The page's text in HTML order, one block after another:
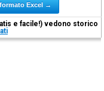
Excel →
e facile!) vedono storico